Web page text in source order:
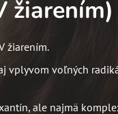
žiarením)
žiarením.
vplyvom voľných
ale najmä